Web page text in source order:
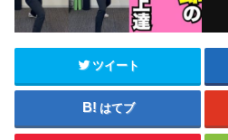
ツイート
はてブ